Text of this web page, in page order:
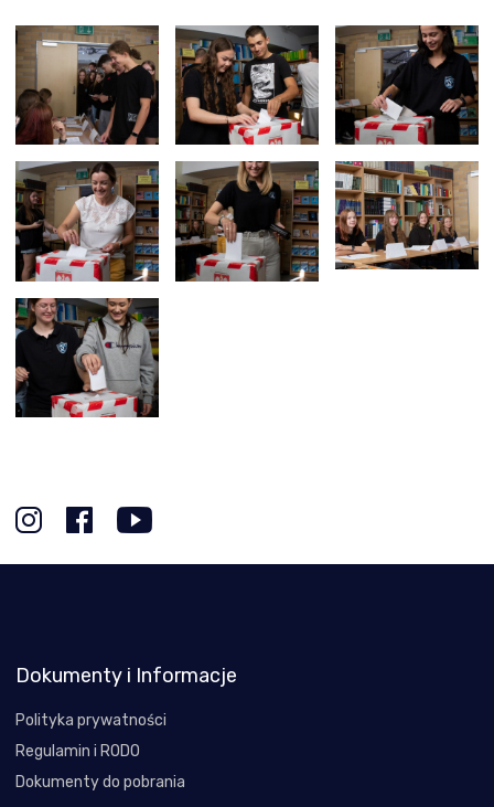
Dokumenty i Informacje
Polityka prywatności
Regulamin i RODO
Dokumenty do pobrania